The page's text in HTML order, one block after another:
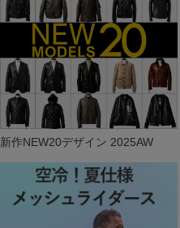
新作NEW20デザイン 2025AW